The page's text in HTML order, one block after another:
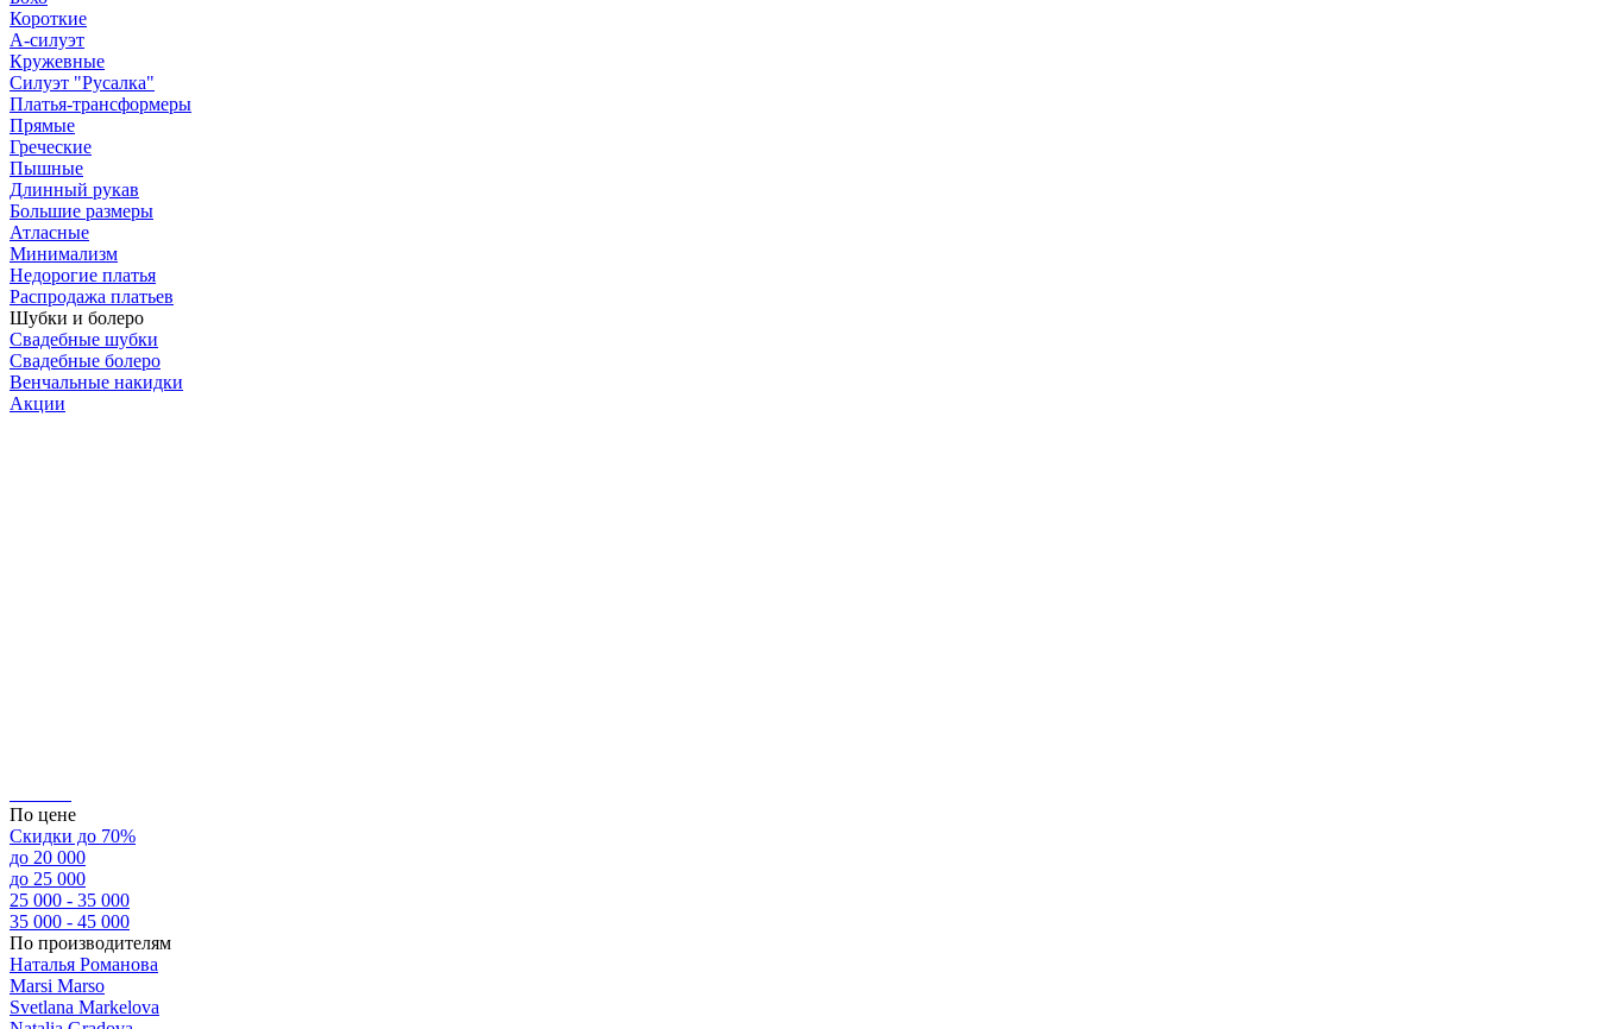
Короткие
А-силуэт
Кружевные
Силуэт "Русалка"
Платья-трансформеры
Прямые
Греческие
Пышные
Длинный рукав
Большие размеры
Атласные
Минимализм
Недорогие платья
Распродажа платьев
Шубки и болеро
Свадебные шубки
Свадебные болеро
Венчальные накидки
Акции
По цене
Скидки до 70%
до 20 000
до 25 000
25 000 - 35 000
35 000 - 45 000
По производителям
Наталья Романова
Marsi Marsо
Svetlana Markelova